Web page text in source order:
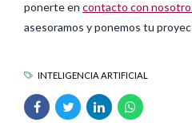
ponerte en contacto con
asesoramos y ponemos tu
INTELIGENCIA ARTIFICIAL